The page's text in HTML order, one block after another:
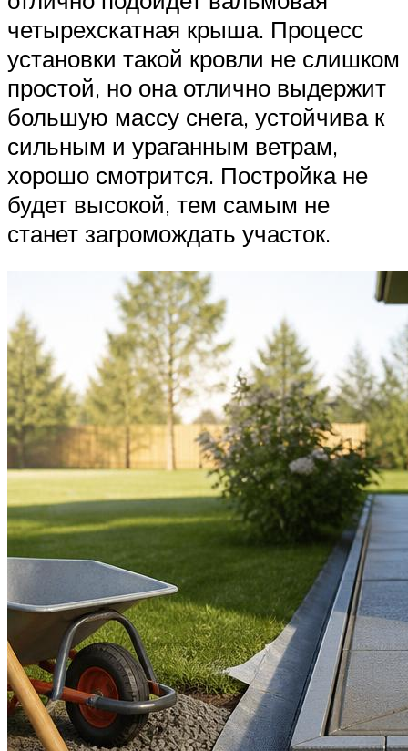
четырехскатная крыша. Процесс
установки такой кровли не слишком
простой, но она отлично выдержит
большую массу снега, устойчива к
сильным и ураганным ветрам,
хорошо смотрится. Постройка не
будет высокой, тем самым не
станет загромождать участок.